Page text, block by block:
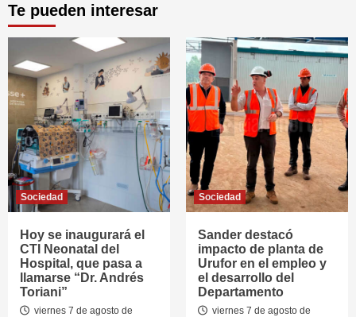
Te pueden interesar
Sociedad
Hoy se inaugurará el
CTI Neonatal del
Hospital, que pasa a
llamarse “Dr. Andrés
Toriani”
viernes 7 de agosto de
Sociedad
Sander destacó
impacto de planta de
Urufor en el empleo y
el desarrollo del
Departamento
viernes 7 de agosto de